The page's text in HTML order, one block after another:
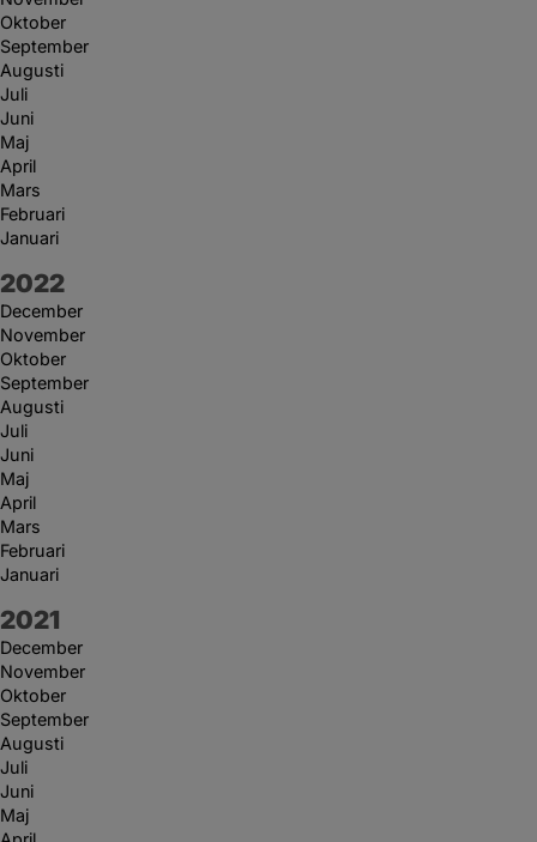
Oktober
September
Augusti
Juli
Juni
Maj
April
Mars
Februari
Januari
År:
2022
December
November
Oktober
September
Augusti
Juli
Juni
Maj
April
Mars
Februari
Januari
År:
2021
December
November
Oktober
September
Augusti
Juli
Juni
Maj